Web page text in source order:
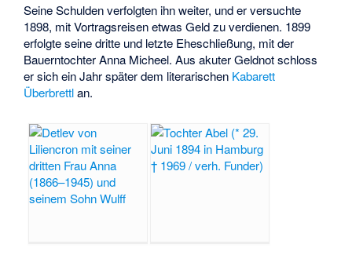
Seine Schulden verfolgten ihn weiter, und er versuchte
1898, mit Vortragsreisen etwas Geld zu verdienen. 1899
erfolgte seine dritte und letzte Eheschließung, mit der
Bauerntochter Anna Micheel. Aus akuter Geldnot schloss
er sich ein Jahr später dem literarischen Kabarett
Überbrettlan.